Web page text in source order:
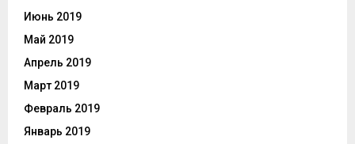
Июнь 2019
Май 2019
Апрель 2019
Март 2019
Февраль 2019
Январь 2019